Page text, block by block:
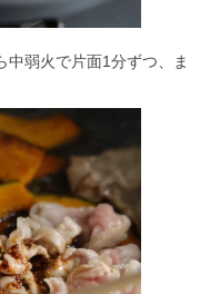
弱火で片面1分ずつ、ま